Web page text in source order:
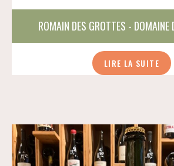
ROMAIN DES GROTTES - DOMAINE
LIRE LA SUITE